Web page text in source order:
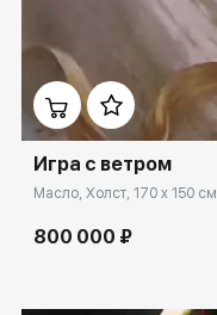
Домен:
Игра с ветром
Масло, Холст, 170 x 150 см
800 000 ₽